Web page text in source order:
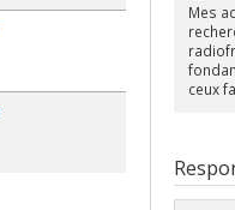
Mes
ceux